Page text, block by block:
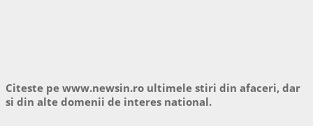
Citeste pe www.newsin.ro ultimele stiri din afaceri, dar
si din alte domenii de interes national.